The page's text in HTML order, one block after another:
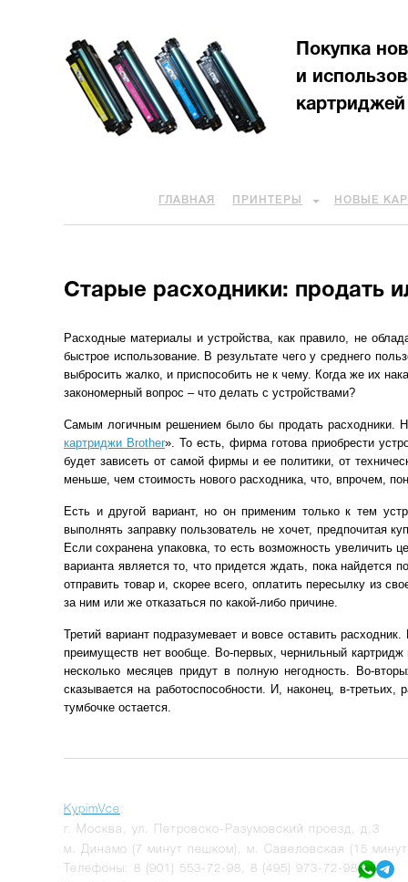
Покупка
и
картриджей
ГЛАВНАЯ ПРИНТЕРЫ НОВЫЕ
Старые расходники: продать
Расходные материалы и устройства, как правило, не
быстрое использование. В результате чего у среднего
выбросить жалко, и приспособить не к чему. Когда же их
закономерный вопрос – что делать с устройствами?
Самым логичным решением было бы продать расходники.
картриджи Brother». То есть, фирма готова приобрести
будет зависеть от самой фирмы и ее политики, от
меньше, чем стоимость нового расходника, что, впрочем,
Есть и другой вариант, но он применим только к тем
выполнять заправку пользователь не хочет, предпочитая
Если сохранена упаковка, то есть возможность увеличить
варианта является то, что придется ждать, пока
отправить товар и, скорее всего, оплатить пересылку из
за ним или же отказаться по какой-либо причине.
Третий вариант подразумевает и вовсе оставить
преимуществ нет вообще. Во-первых, чернильный
несколько месяцев придут в полную негодность. Во-
сказывается на работоспособности. И, наконец, в-
тумбочке остается.
KypimVce:
г.
Москва
ул. Петровско-Разумовский проезд, д.3
м. Динамо (7 минут пешком), м. Савеловская (15
Телефоны: 8 (901) 553-72-98
8 (495) 973-72-98